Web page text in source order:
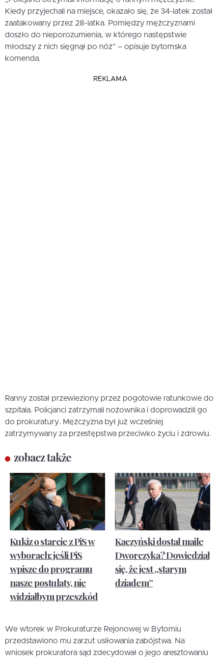
Kiedy przyjechali na miejsce, okazało się, że 34-latek został
zaatakowany przez 28-latka. Pomiędzy mężczyznami
doszło do nieporozumienia, w którego następstwie
młodszy z nich sięgnął po nóż” – opisuje bytomska
komenda.
REKLAMA
Ranny został przewieziony przez pogotowie ratunkowe do
szpitala. Policjanci zatrzymali nożownika i doprowadzili go
do prokuratury. Mężczyzna był już wcześniej
zatrzymywany za przestępstwa przeciwko życiu i zdrowiu.
zobacz także
Kukiz o starcie z PiS w
wyborach: jeśli PiS
wpisze do programu
nasze postulaty, nie
widziałbym przeszkód
Kaczyński dostał maile
Dworczyka? Dowiedział
się, że jest „starym
dziadem”
We wtorek w Prokuraturze Rejonowej w Bytomiu
przedstawiono mu zarzut usiłowania zabójstwa. Na
wniosek prokuratora sąd zdecydował o jego aresztowaniu